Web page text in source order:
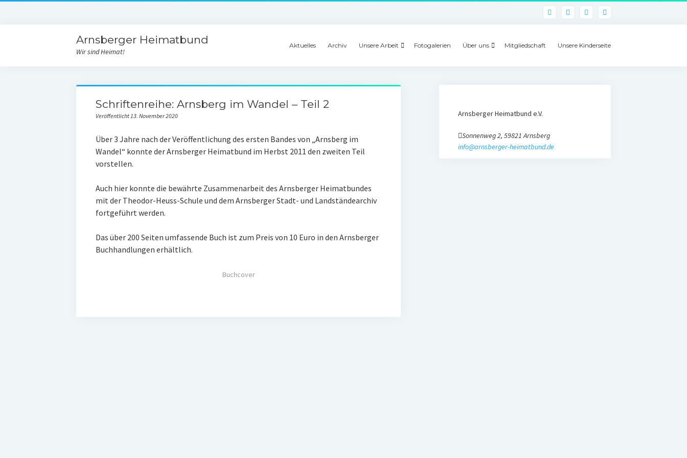
Arnsberger Heimatbund
Wir sind Heimat!
Aktuelles Archiv Unsere Arbeit Fotogalerien Über uns Mitgliedschaft Unsere Kinderseite
Schriftenreihe: Arnsberg im Wandel – Teil 2
Veröffentlicht 13. November 2020
Über 3 Jahre nach der Veröffentlichung des ersten Bandes von „Arnsberg im
Wandel“ konnte der Arnsberger Heimatbund im Herbst 2011 den zweiten Teil
vorstellen.
Auch hier konnte die bewährte Zusammenarbeit des Arnsberger Heimatbundes
mit der Theodor-Heuss-Schule und dem Arnsberger Stadt- und Landständearchiv
fortgeführt werden.
Das über 200 Seiten umfassende Buch ist zum Preis von 10 Euro in den Arnsberger
Buchhandlungen erhältlich.
Buchcover
Arnsberger Heimatbund e.V.
Sonnenweg 2, 59821 Arnsberg
info@arnsberger-heimatbund.de